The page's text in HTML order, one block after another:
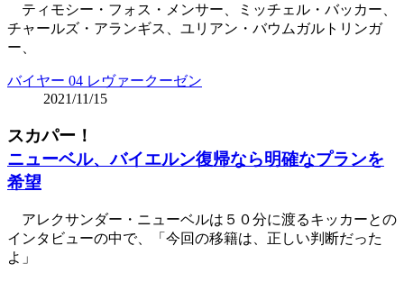
ティモシー・フォス・メンサー、ミッチェル・バッカー、
チャールズ・アランギス、ユリアン・バウムガルトリンガ
ー、
バイヤー 04 レヴァークーゼン
2021/11/15
スカパー！
ニューベル、バイエルン復帰なら明確なプランを
希望
アレクサンダー・ニューベルは５０分に渡るキッカーとの
インタビューの中で、「今回の移籍は、正しい判断だった
よ」